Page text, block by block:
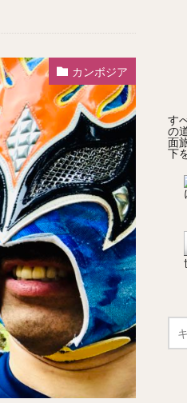
カンボジア
す
の
面
下